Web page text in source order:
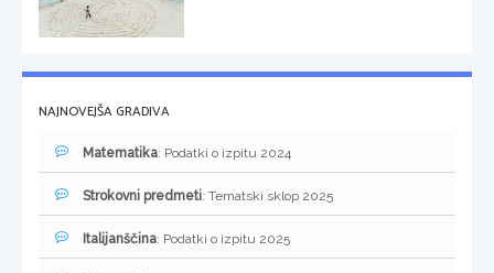
NAJNOVEJŠA GRADIVA
Matematika: Podatki o izpitu 2024
Strokovni predmeti: Tematski sklop 2025
Italijanščina: Podatki o izpitu 2025